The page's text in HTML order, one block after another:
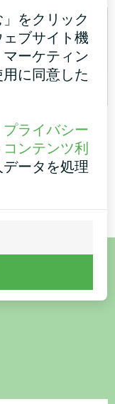
アパート
サーモスタット マ
ンドORBヒート
はこち
をクリック
ブサイト機
ーケティン
に同意した
プライバシー
ンテンツ利
ータを処理